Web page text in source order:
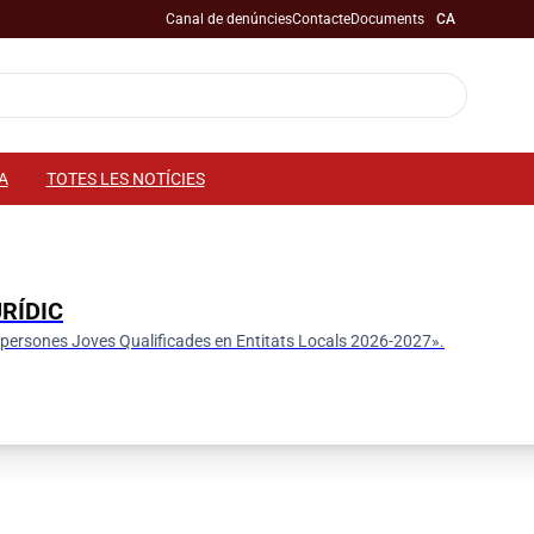
Canal de denúnciesContacteDocuments CA
TOTES LES NOTÍCIES
Joves Qualificades en Entitats Locals 2026-2027».